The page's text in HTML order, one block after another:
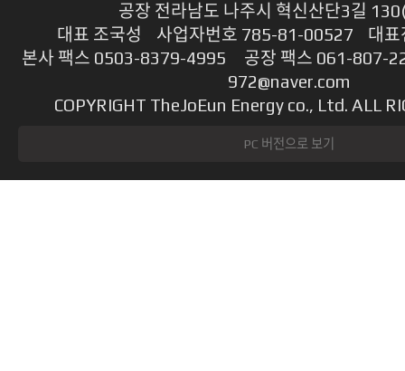
공장 전라남도 나주시 혁신산단3길
대표 조국성 사업자번호 785-81-00527 대표
본사 팩스 0503-8379-4995 공장 팩스 061-807-
972@naver.com
COPYRIGHT TheJoEun Energy co., Ltd. ALL
PC 버전으로 보기